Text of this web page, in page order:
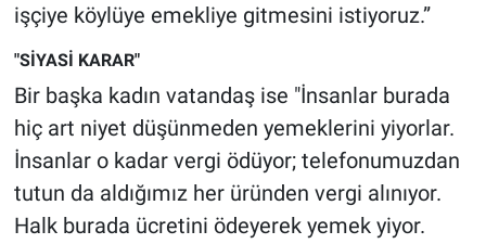
işçiye köylüye emekliye gitmesini istiyoruz.”
"SİYASİ KARAR"
Bir başka kadın vatandaş ise "İnsanlar burada
hiç art niyet düşünmeden yemeklerini yiyorlar.
İnsanlar o kadar vergi ödüyor; telefonumuzdan
tutun da aldığımız her üründen vergi alınıyor.
Halk burada ücretini ödeyerek yemek yiyor.